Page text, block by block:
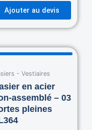
Ajouter au devis
- Vestiaires
en acier
assemblé – 03
pleines
Original
was:
670.00$.